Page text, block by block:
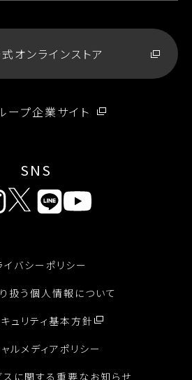
オンラインストア
ープ企業サイト
SNS
イバシーポリシー
扱う個人情報について
ュリティ基本方針
ルメディアポリシー
に関する重要なお知らせ